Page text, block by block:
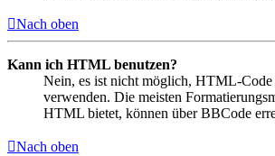
Nach oben
Kann ich HTML benutzen?
Nein, es ist nicht möglich, HTML-Code
verwenden. Die meisten
HTML bietet, können über BBCode
Nach oben